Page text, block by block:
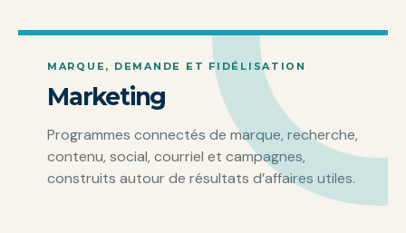
MARQUE, DEMANDE ET FIDÉLISATION
Marketing
Programmes connectés de marque, recherche,
contenu, social, courriel et campagnes,
construits autour de résultats d’affaires utiles.